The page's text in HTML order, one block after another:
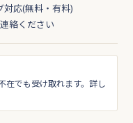
応(無料・有料)
絡ください
在でも受け取れます。詳し